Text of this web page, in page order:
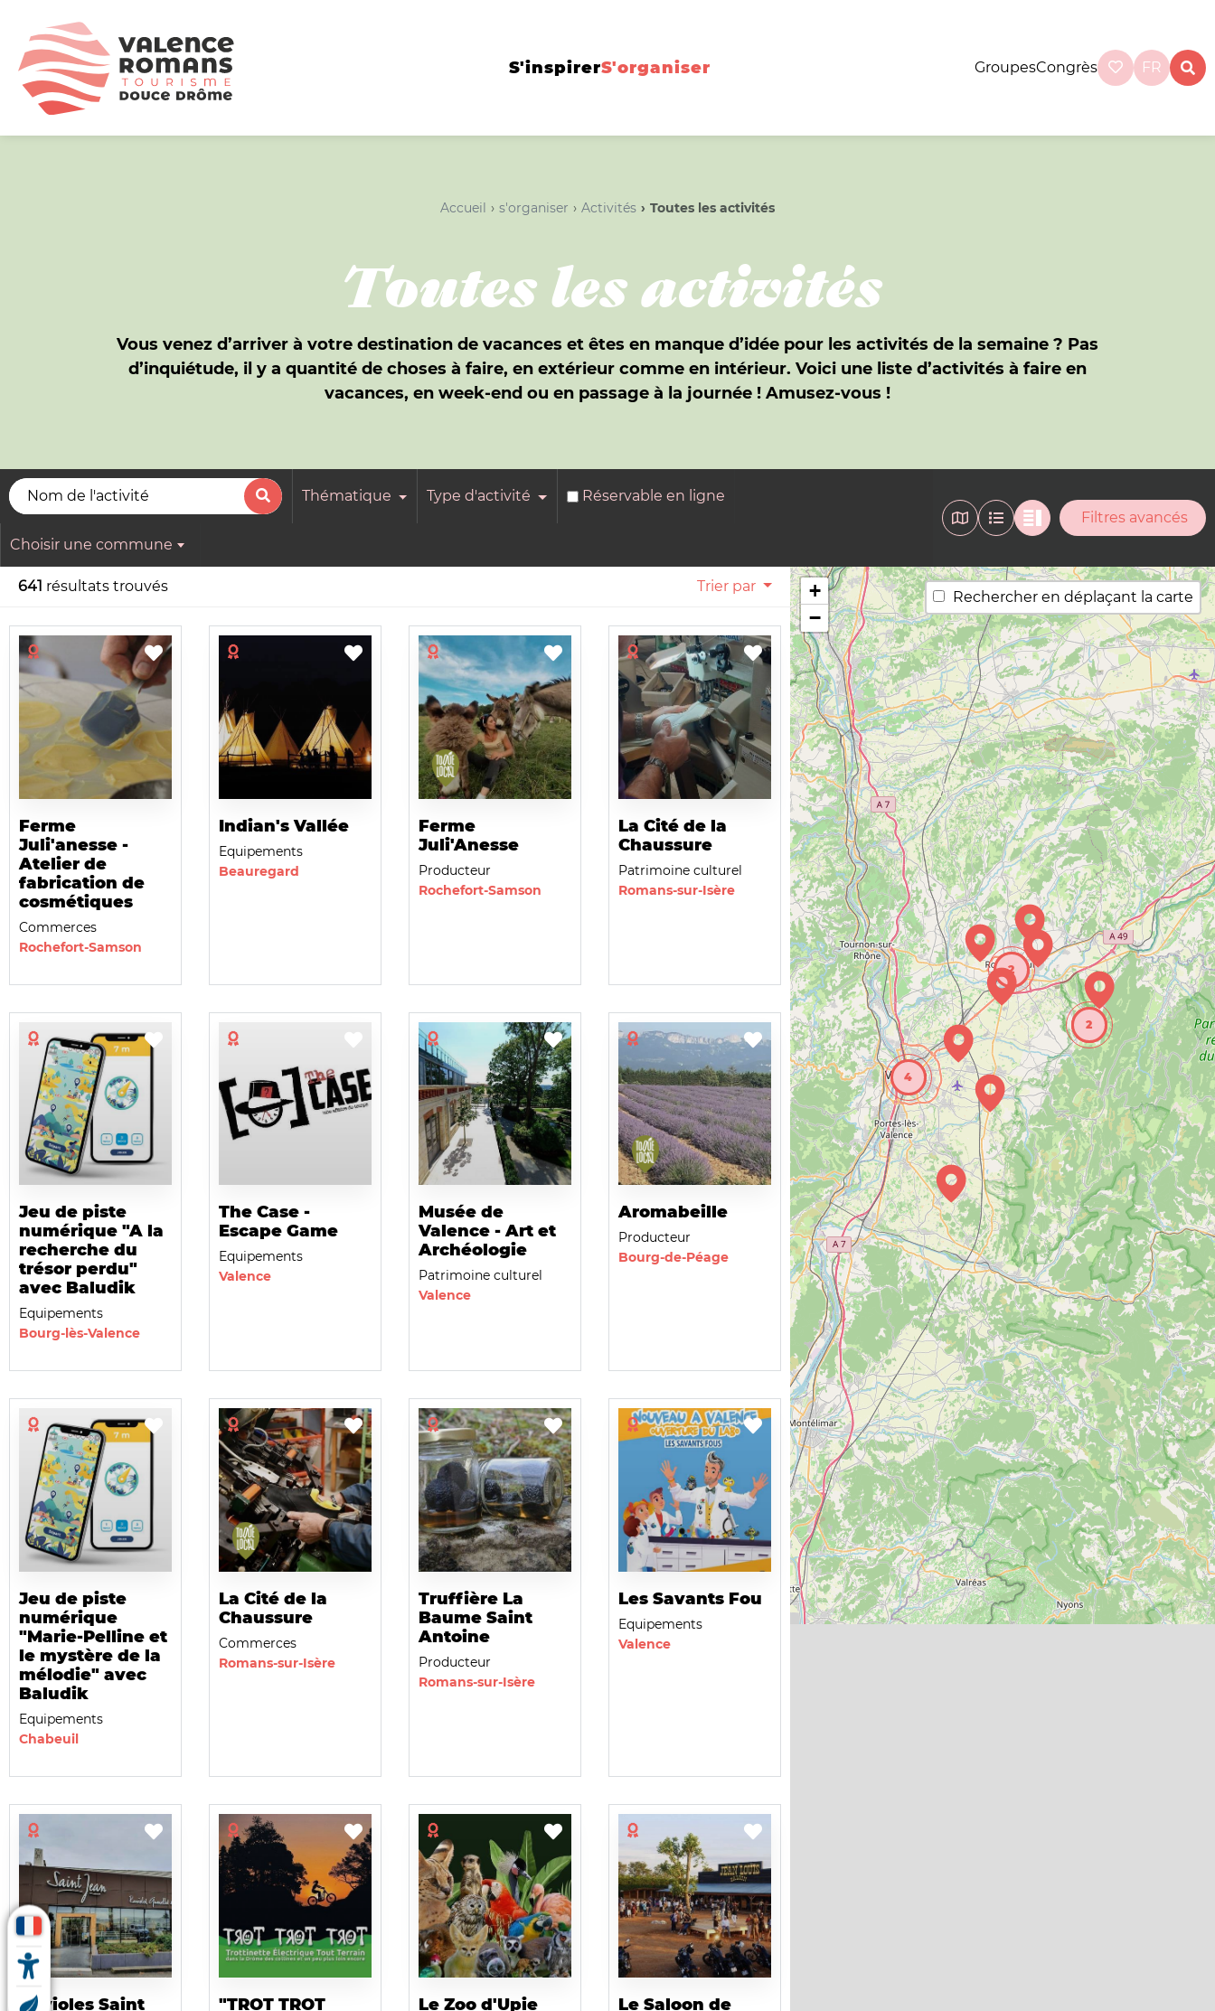
S'inspirerS'organiser GroupesCongrès FR
Accueil s'organiser Activités Toutes les activités
Toutes les activités
Vous venez d’arriver à votre destination de vacances et êtes en manque d’idée pour les activités de la semaine ? Pas
d’inquiétude, il y a quantité de choses à faire, en extérieur comme en intérieur. Voici une liste d’activités à faire en
vacances, en week-end ou en passage à la journée ! Amusez-vous !
Thématique Type d'activité Réservable en ligne
Choisir une commune
Filtres avancés
641 résultats trouvés Trier par
Ferme
Juli'anesse -
Atelier de
fabrication de
cosmétiques
Commerces
Rochefort-Samson
Indian's Vallée
Equipements
Beauregard
Ferme
Juli'Anesse
Producteur
Rochefort-Samson
La Cité de la
Chaussure
Patrimoine culturel
Romans-sur-Isère
Jeu de piste
numérique "A la
recherche du
trésor perdu"
avec Baludik
Equipements
Bourg-lès-Valence
The Case -
Escape Game
Equipements
Valence
Musée de
Valence - Art et
Archéologie
Patrimoine culturel
Valence
Aromabeille
Producteur
Bourg-de-Péage
Jeu de piste
numérique
"Marie-Pelline et
le mystère de la
mélodie" avec
Baludik
Equipements
Chabeuil
La Cité de la
Chaussure
Commerces
Romans-sur-Isère
Truffière La
Baume Saint
Antoine
Producteur
Romans-sur-Isère
Les Savants Fou
Equipements
Valence
Ravioles Saint
"TROT TROT
Le Zoo d'Upie
Le Saloon de
Rechercher en déplaçant la carte
4
2
2
+
−